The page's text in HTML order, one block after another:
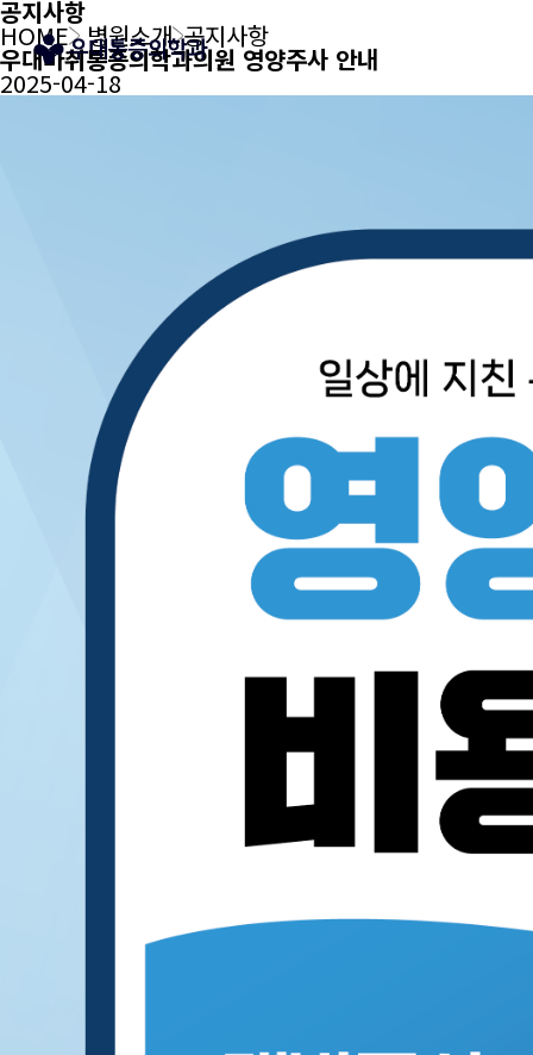
공지사항
HOME 병원소개 공지사항
우대마취통증의학과의원 영양주사 안내
2025-04-18